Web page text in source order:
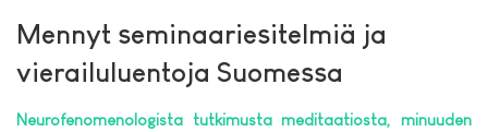
Mennyt seminaariesitelmiä ja
vierailuluentoja Suomessa
Neurofenomenologista tutkimusta meditaatiosta, minuuden